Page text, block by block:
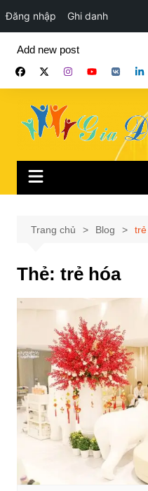
Đăng nhập Ghi danh
phần
Add new post
Trang chủ Blog
Thẻ: trẻ hóa